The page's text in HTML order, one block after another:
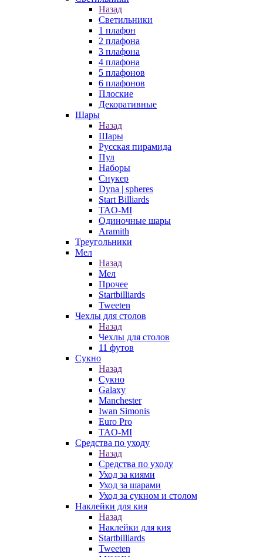
Назад
Светильники
1 плафон
2 плафона
3 плафона
4 плафона
5 плафонов
6 плафонов
Плоские
Декоративные
Шары
Назад
Шары
Русская пирамида
Пул
Наборы
Снукер
Dyna | spheres
Start Billiards
TAO-MI
Одиночные шары
Aramith
Треугольники
Мел
Назад
Мел
Прочее
Startbilliards
Tweeten
Чехлы для столов
Назад
Чехлы для столов
11 футов
Сукно
Назад
Сукно
Galaxy
Manchester
Iwan Simonis
Euro Pro
TAO-MI
Средства по уходу
Назад
Средства по уходу
Уход за киями
Уход за шарами
Уход за сукном и столом
Наклейки для кия
Назад
Наклейки для кия
Startbilliards
Tweeten